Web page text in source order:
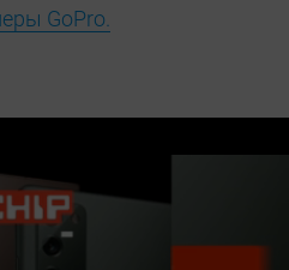
GoPro.